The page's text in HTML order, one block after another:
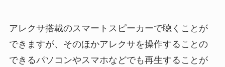
アレクサ搭載のスマートスピーカーで聴くことが
できますが、そのほかアレクサを操作することの
できるパソコンやスマホなどでも再生することが